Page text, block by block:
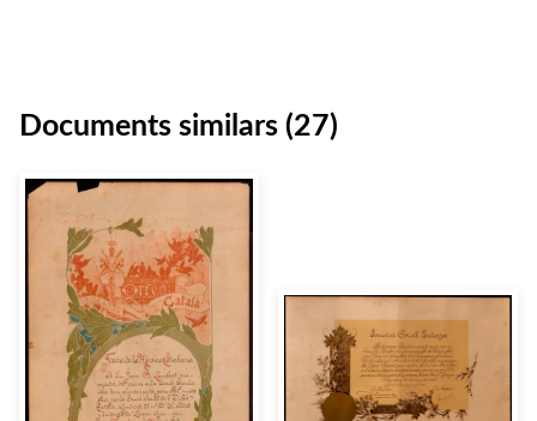
Documents similars (27)